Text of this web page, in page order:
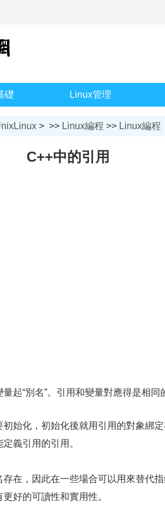
礎 Linux管理
> >> Linux編程 >> Linux編程
C++中的引用
“別名”。引用和變量對應得是相同
化，初始化後就用引用的對象綁定
義引用的引用。
，因此在一些場合可以用來替代指
好的可讀性和實用性。